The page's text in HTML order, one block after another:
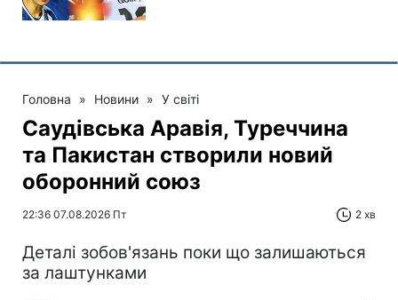
Головна » Новини » У світі
Саудівська Аравія, Туреччина
та Пакистан створили новий
оборонний союз
22:36 07.08.2026 Пт 2 хв
Деталі зобов'язань поки що залишаються
за лаштунками